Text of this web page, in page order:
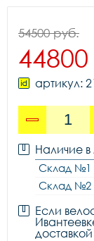
54500 руб.
артикул:
Наличие
Склад №1
Склад №2
Если